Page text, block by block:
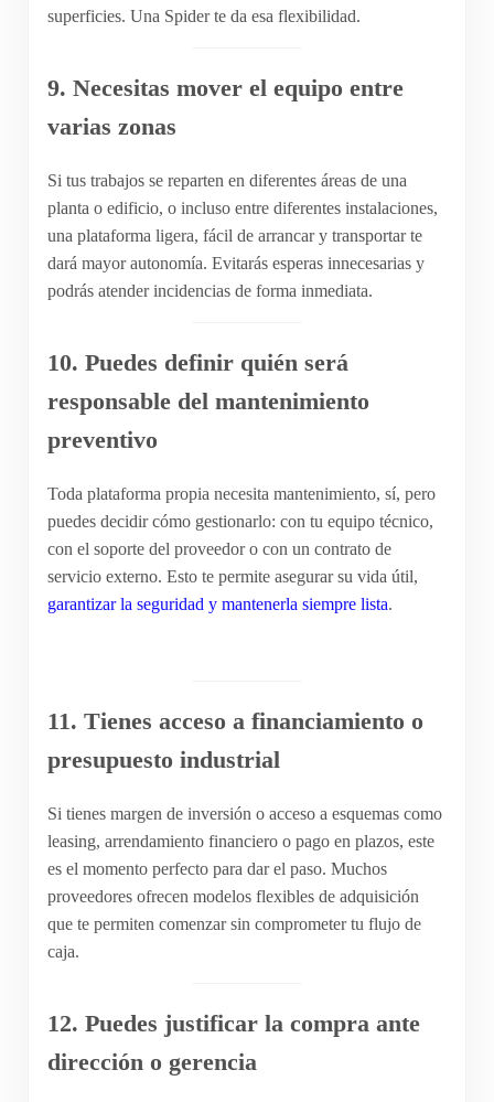
superficies. Una Spider te da esa flexibilidad.
9. Necesitas mover el equipo entre
varias zonas
Si tus trabajos se reparten en diferentes áreas de una
planta o edificio, o incluso entre diferentes instalaciones,
una plataforma ligera, fácil de arrancar y transportar te
dará mayor autonomía. Evitarás esperas innecesarias y
podrás atender incidencias de forma inmediata.
10. Puedes definir quién será
responsable del mantenimiento
preventivo
Toda plataforma propia necesita mantenimiento, sí, pero
puedes decidir cómo gestionarlo: con tu equipo técnico,
con el soporte del proveedor o con un contrato de
servicio externo. Esto te permite asegurar su vida útil,
garantizar la seguridad y mantenerla siempre lista.
11. Tienes acceso a financiamiento o
presupuesto industrial
Si tienes margen de inversión o acceso a esquemas como
leasing, arrendamiento financiero o pago en plazos, este
es el momento perfecto para dar el paso. Muchos
proveedores ofrecen modelos flexibles de adquisición
que te permiten comenzar sin comprometer tu flujo de
caja.
12. Puedes justificar la compra ante
dirección o gerencia